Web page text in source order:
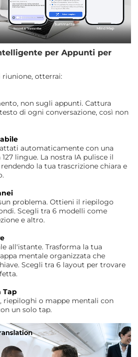
per Appunti per
otterrai:
non sugli appunti. Cattura
di ogni conversazione, così non
automaticamente con una
lingue. La nostra IA pulisce il
la tua trascrizione chiara e
problema. Ottieni il riepilogo
Scegli tra 6 modelli come
e altro.
all'istante. Trasforma la tua
mentale organizzata che
Scegli tra 6 layout per trovare
Tap
riepiloghi o mappe mentali con
un solo tap.